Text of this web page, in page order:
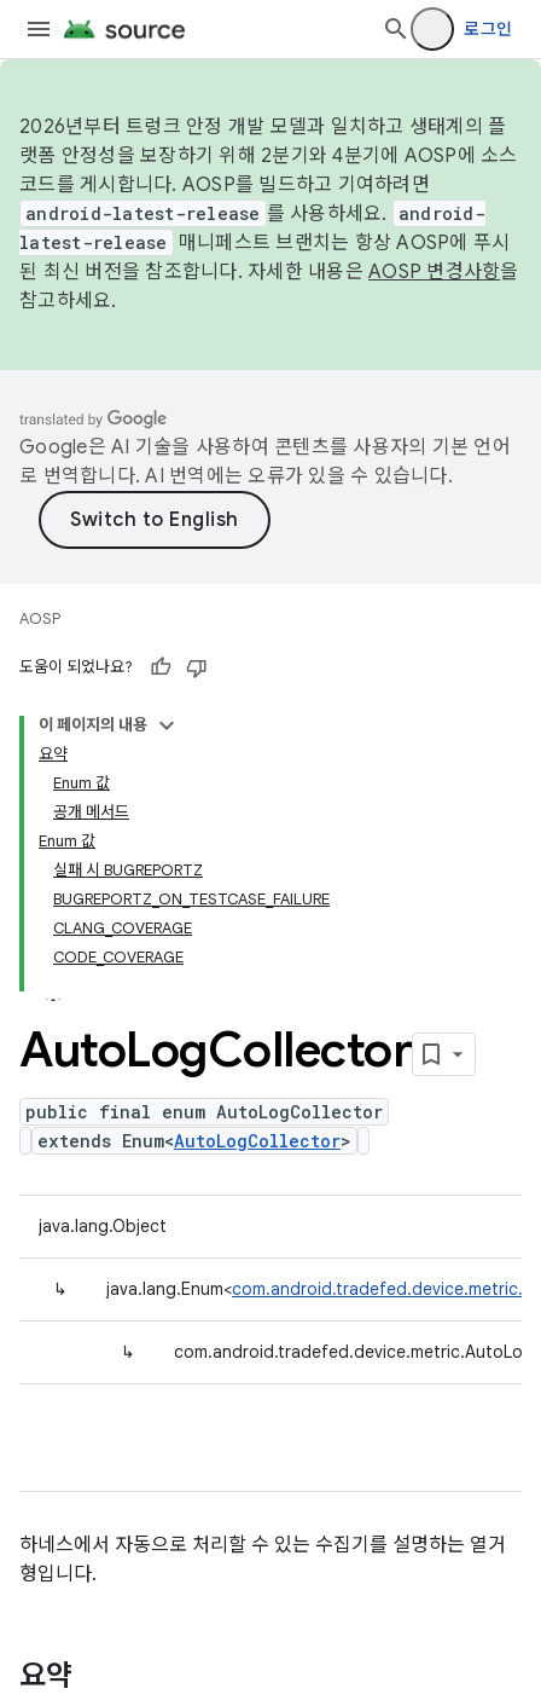
로그인
2026년부터 트렁크 안정 개발 모델과 일치하고 생태계의 플
랫폼 안정성을 보장하기 위해 2분기와 4분기에 AOSP에 소스
코드를 게시합니다. AOSP를 빌드하고 기여하려면
android-latest-release 를 사용하세요.
android-
latest-release
매니페스트 브랜치는 항상 AOSP에 푸시
된 최신 버전을 참조합니다. 자세한 내용은 AOSP 변경사항을
참고하세요.
Google은 AI 기술을 사용하여 콘텐츠를 사용자의 기본 언어
로 번역합니다. AI 번역에는 오류가 있을 수 있습니다.
AOSP
도움이 되었나요?
이 페이지의 내용
요약
Enum 값
공개 메서드
Enum 값
실패 시 BUGREPORTZ
BUGREPORTZ_ON_TESTCASE_FAILURE
CLANG_COVERAGE
CODE_COVERAGE
AutoLogCollector
public final enum AutoLogCollector
extends Enum<AutoLogCollector>
java.lang.Object
↳ java.lang.Enum<
↳
하네스에서 자동으로 처리할 수 있는 수집기를 설명하는 열거
형입니다.
요약